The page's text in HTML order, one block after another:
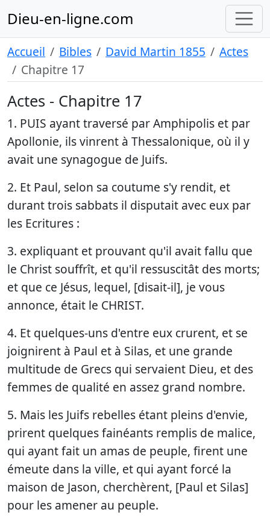
Dieu-en-ligne.com
Accueil Bibles David Martin 1855
Actes
Chapitre 17
Actes - Chapitre 17
1. PUIS ayant traversé par Amphipolis et par
Apollonie, ils vinrent à Thessalonique, où il y
avait une synagogue de Juifs.
2. Et Paul, selon sa coutume s'y rendit, et
durant trois sabbats il disputait avec eux par
les Ecritures :
3. expliquant et prouvant qu'il avait fallu que
le Christ souffrît, et qu'il ressuscitât des morts;
et que ce Jésus, lequel, [disait-il], je vous
annonce, était le CHRIST.
4. Et quelques-uns d'entre eux crurent, et se
joignirent à Paul et à Silas, et une grande
multitude de Grecs qui servaient Dieu, et des
femmes de qualité en assez grand nombre.
5. Mais les Juifs rebelles étant pleins d'envie,
prirent quelques fainéants remplis de malice,
qui ayant fait un amas de peuple, firent une
émeute dans la ville, et qui ayant forcé la
maison de Jason, cherchèrent, [Paul et Silas]
pour les amener au peuple.